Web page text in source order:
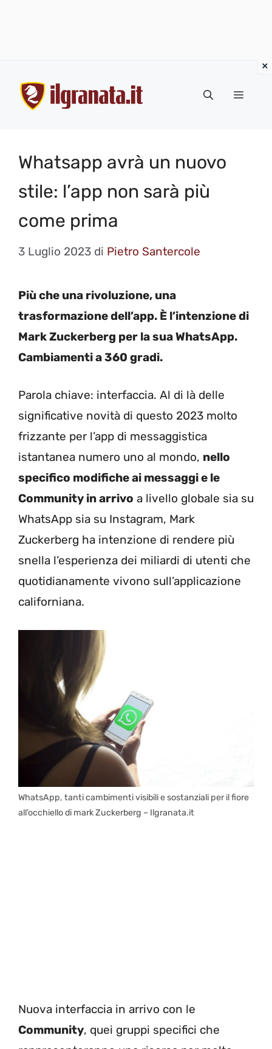
contenuto
Menu
Whatsapp avrà un nuovo
stile: l’app non sarà più
come prima
3 Luglio 2023 di Pietro Santercole
Più che una rivoluzione, una
trasformazione dell’app. È l’intenzione di
Mark Zuckerberg per la sua WhatsApp.
Cambiamenti a 360 gradi.
Parola chiave: interfaccia. Al di là delle
significative novità di questo 2023 molto
frizzante per l’app di messaggistica
istantanea numero uno al mondo, nello
specifico modifiche ai messaggi e le
Community in arrivo a livello globale sia su
WhatsApp sia su Instagram, Mark
Zuckerberg ha intenzione di rendere più
snella l’esperienza dei miliardi di utenti che
quotidianamente vivono sull’applicazione
californiana.
WhatsApp, tanti cambimenti visibili e sostanziali per il fiore
all’occhiello di mark Zuckerberg – Ilgranata.it
Nuova interfaccia in arrivo con le
Community, quei gruppi specifici che